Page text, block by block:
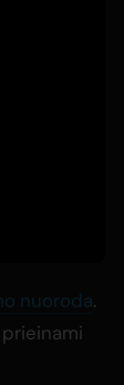
nuoroda.
prieinami